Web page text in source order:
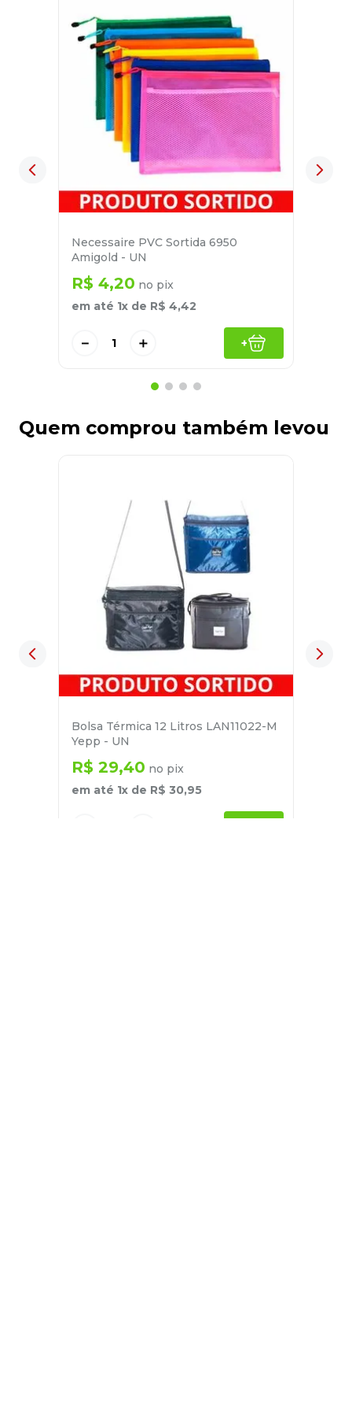
Necessaire PVC Sortida 6950
Amigold - UN
R$ 4,20 no pix
em até 1x de R$ 4,42
＋
－ +
Quem comprou também levou
Bolsa Térmica 12 Litros LAN11022-M
Yepp - UN
R$ 29,40 no pix
em até 1x de R$ 30,95